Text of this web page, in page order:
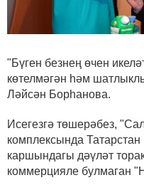
"Бүген безнең өчен
көтелмәгән һәм
Ләйсән Борһанова.
Исегезгә төшерәбез,
комплексында
каршындагы дәүләт
коммерцияле булмаган